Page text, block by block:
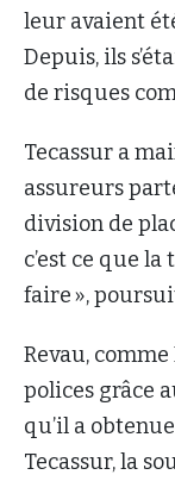
leur avaient
Depuis, ils
de risques
Tecassur a
assureurs
division de
c’est ce que
faire »,
Revau,
polices grâce
qu’il a
Tecassur, la